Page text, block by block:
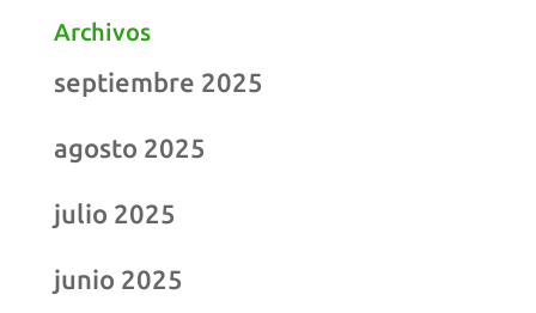
Archivos
septiembre 2025
agosto 2025
julio 2025
junio 2025